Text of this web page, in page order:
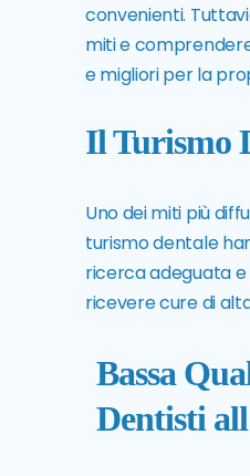
convenienti.
miti e
e migliori per la
Il Turismo
Uno dei miti più
turismo dentale
ricerca adeguata e
ricevere cure di
Bassa
Dentisti